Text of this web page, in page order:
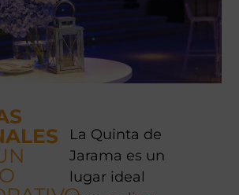
La Quinta de
Jarama es un
lugar ideal